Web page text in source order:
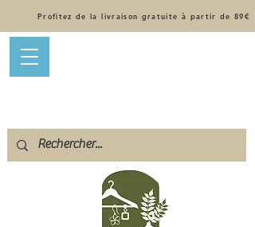
Profitez de la livraison gratuite à partir de 89€